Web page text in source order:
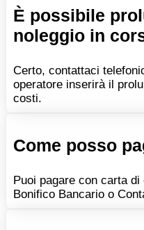
È possibile
noleggio in
Certo, contattaci
operatore inserirà il
costi.
Come posso
Puoi pagare con carta
Bonifico Bancario o